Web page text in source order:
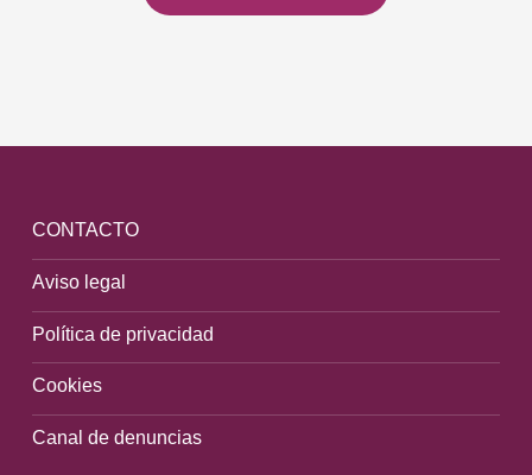
CONTACTO
Aviso legal
Política de privacidad
Cookies
Canal de denuncias